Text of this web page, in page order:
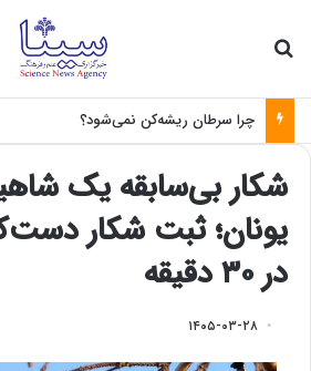
چرا سرطان ریشه‌کن نمی‌شود؟
شکار بی‌سابقه یک
در ۳۰ دقیقه
۱۴۰۵-۰۳-۲۸